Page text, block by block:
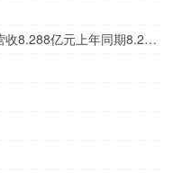
小牛电动(NIU.O)2023年第二季度营收8.288亿元上年同期8.28亿元